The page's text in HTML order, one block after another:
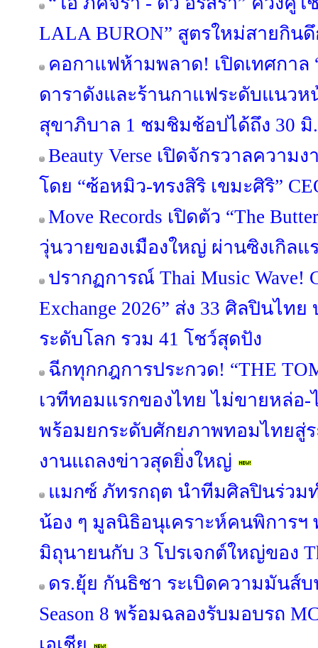
LALA BURON” สูตรใหม่สายกิน
คอกาแฟห้ามพลาด! เปิดเทศกาล
ดาราดังและร้านกาแฟระดับแนว
สุขาภิบาล 1 ชมชิมช้อปได้ถึง 30 มิ
Beauty Verse เปิดจักรวาลความ
โดย “ซ้อหมิว-ทรงสิริ เขมะศิริ”
Move Records เปิดตัว “The
วุ่นวายของเมืองใหญ่ ผ่านซิงเกิลแ
ปรากฏการณ์ Thai Music Wave!
Exchange 2026” ส่ง 33 ศิลปินไท
ระดับโลก รวม 41 โชว์สุดปัง
ฉีกทุกกฎการประกวด! “THE
เวทีทอมแรกของไทย ไม่ขายหล่อ
พร้อมยกระดับศักยภาพทอมไทยสู่
งานแถลงข่าวสุดยิ่งใหญ่
แมกซ์ ภัทรกฤต นำทีมศิลปินร่วม
น้อง ๆ มูลนิธิอนุเคราะห์คนพิการฯ
มิถุนายนกับ 3 โปรเจกต์ใหญ่ของ
ดร.ยุ้ย กันธิชา ระเบิดความมันส์บ
Season 8 พร้อมฉลองรับมอบรถ